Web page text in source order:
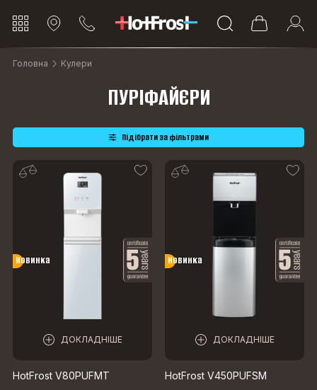
Головна Кулери
ПУРІФАЙЄРИ
Підібрати за фільтрами
Новинка
ДОКЛАДНІШЕ
Новинка
ДОКЛАДНІШЕ
HotFrost V80PUFMT
HotFrost V450PUFSM